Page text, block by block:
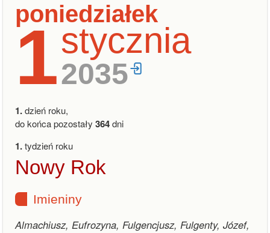
poniedziałek
1stycznia
2035
1.dzień roku,
do końca pozostały 364dni
1.tydzień roku
Nowy Rok
Imieniny
Almachiusz, Eufrozyna, Fulgencjusz, Fulgenty, Józef,